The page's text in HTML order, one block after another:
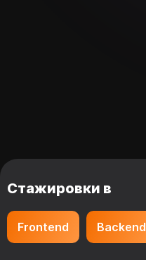
Стажировки в
Frontend Backend